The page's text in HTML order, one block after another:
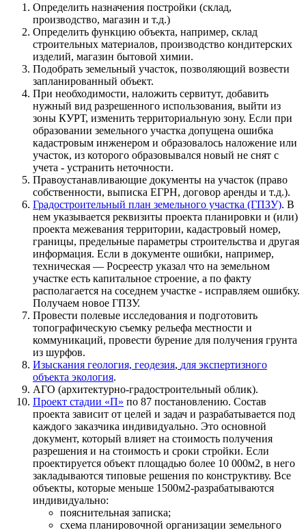
Определить назначения постройки (склад,
производство, магазин и т.д.)
Определить функцию объекта, например, склад
строительных материалов, производство кондитерских
изделий, магазин бытовой химии.
Подобрать земельный участок, позволяющий возвести
запланированный объект.
При необходимости, наложить сервитут, добавить
нужный вид разрешенного использования, выйти из
зоны КУРТ, изменить территориальную зону. Если при
образовании земельного участка допущена ошибка
кадастровым инженером и образовалось наложение или
участок, из которого образовывался новый не снят с
учета - устранить неточности.
Правоустанавливающие документы на участок (право
собственности, выписка ЕГРН, договор аренды и т.д.).
Градостроительный план земельного участка (ГПЗУ). В
нем указывается реквизиты проекта планировки и (или)
проекта межевания территории, кадастровый номер,
границы, предельные параметры строительства и другая
информация. Если в документе ошибки, например,
техническая — Росреестр указал что на земельном
участке есть капитальное строение, а по факту
располагается на соседнем участке - исправляем ошибку.
Получаем новое ГПЗУ.
Провести полевые исследования и подготовить
топографическую съемку рельефа местности и
коммуникаций, провести бурение для получения грунта
из шурфов.
Изыскания геология, геодезия, для экспертизного
объекта экология.
АГО (архитектурно-градостроительный облик).
Проект стадии «П» по 87 постановлению. Состав
проекта зависит от целей и задач и разрабатывается под
каждого заказчика индивидуально. Это основной
документ, который влияет на стоимость получения
разрешения и на стоимость и сроки стройки. Если
проектируется объект площадью более 10 000м2, в него
закладываются типовые решения по конструктиву. Все
объекты, которые меньше 1500м2-разрабатываются
индивидуально:
пояснительная записка;
схема планировочной организации земельного